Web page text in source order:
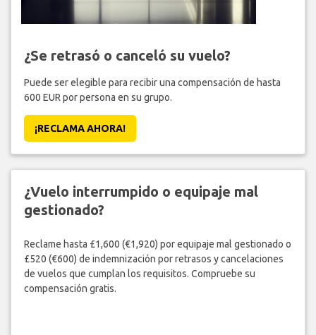
¿Se retrasó o canceló su vuelo?
Puede ser elegible para recibir una compensación de hasta
600 EUR por persona en su grupo.
¡RECLAMA AHORA!
¿Vuelo interrumpido o equipaje mal
gestionado?
Reclame hasta £1,600 (€1,920) por equipaje mal gestionado o
£520 (€600) de indemnización por retrasos y cancelaciones
de vuelos que cumplan los requisitos. Compruebe su
compensación gratis.